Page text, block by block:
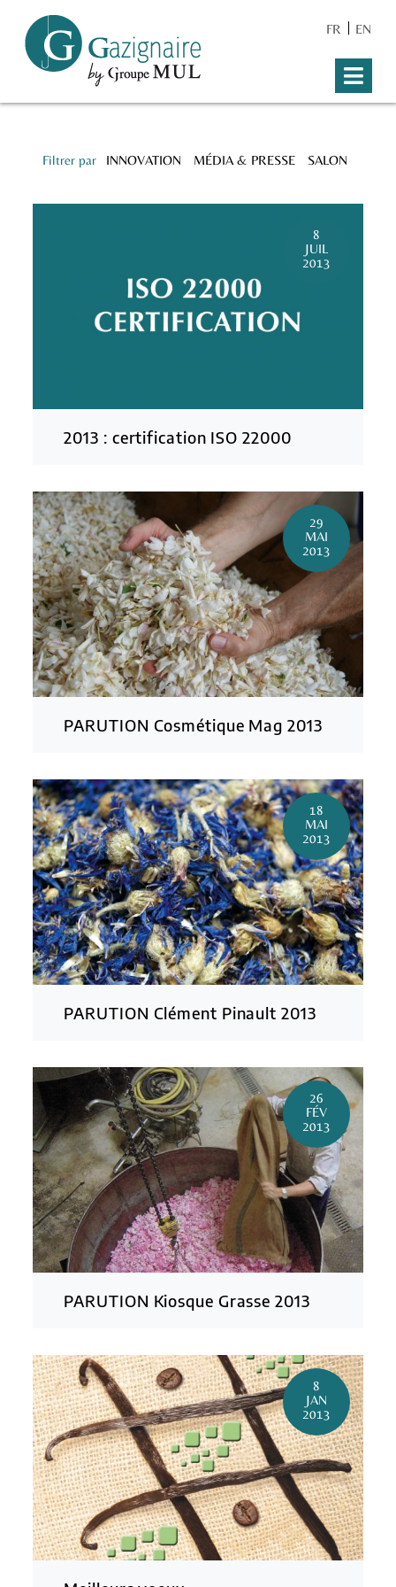
FR EN
Filtrer par INNOVATION MÉDIA & PRESSE SALON
8
JUIL
2013
2013 : certification ISO 22000
29
MAI
2013
PARUTION Cosmétique Mag 2013
18
MAI
2013
PARUTION Clément Pinault 2013
26
FÉV
2013
PARUTION Kiosque Grasse 2013
8
JAN
2013